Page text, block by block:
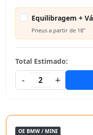
Equilibragem +
Pneus a partir de 18"
Total Estimado:
-
2 +
OE BMW / MINI